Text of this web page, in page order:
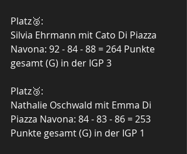
Platz🥈:
Silvia Ehrmann mit Cato Di Piazza
Navona: 92 - 84 - 88 = 264 Punkte
gesamt (G) in der IGP 3
Platz🥉:
Nathalie Oschwald mit Emma Di
Piazza Navona: 84 - 83 - 86 = 253
Punkte gesamt (G) in der IGP 1